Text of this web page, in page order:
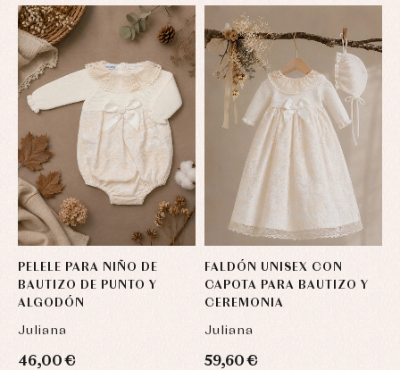
PELELE PARA NIÑO DE
BAUTIZO DE PUNTO Y
ALGODÓN
Juliana
46,00 €
FALDÓN UNISEX CON
CAPOTA PARA BAUTIZO Y
CEREMONIA
Juliana
59,60 €